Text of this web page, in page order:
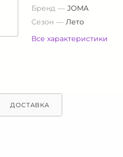
Бренд
JOMA
Сезон
Лето
Все характеристики
ДОСТАВКА